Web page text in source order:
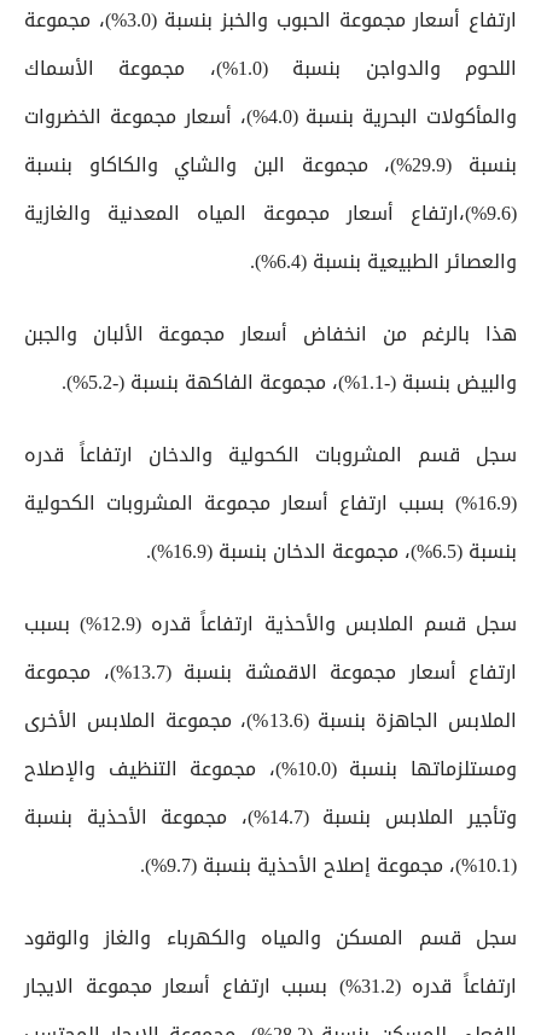
ارتفاع أسعار مجموعة الحبوب والخبز بنسبة (3.0%)، مجموعة
اللحوم والدواجن بنسبة (1.0%)، مجموعة الأسماك
والمأكولات البحرية بنسبة (4.0%)، أسعار مجموعة الخضروات
بنسبة (29.9%)، مجموعة البن والشاي والكاكاو بنسبة
(9.6%)،ارتفاع أسعار مجموعة المياه المعدنية والغازية
والعصائر الطبيعية بنسبة (6.4%).
هذا بالرغم من انخفاض أسعار مجموعة الألبان والجبن
والبيض بنسبة (-1.1%)، مجموعة الفاكهة بنسبة (-5.2%).
سجل قسم المشروبات الكحولية والدخان ارتفاعاً قدره
(16.9%) بسبب ارتفاع أسعار مجموعة المشروبات الكحولية
بنسبة (6.5%)، مجموعة الدخان بنسبة (16.9%).
سجل قسم الملابس والأحذية ارتفاعاً قدره (12.9%) بسبب
ارتفاع أسعار مجموعة الاقمشة بنسبة (13.7%)، مجموعة
الملابس الجاهزة بنسبة (13.6%)، مجموعة الملابس الأخرى
ومستلزماتها بنسبة (10.0%)، مجموعة التنظيف والإصلاح
وتأجير الملابس بنسبة (14.7%)، مجموعة الأحذية بنسبة
(10.1%)، مجموعة إصلاح الأحذية بنسبة (9.7%).
سجل قسم المسكن والمياه والكهرباء والغاز والوقود
ارتفاعاً قدره (31.2%) بسبب ارتفاع أسعار مجموعة الايجار